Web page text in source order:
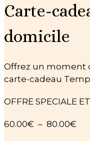
Carte-
domicile
Offrez un moment
carte-cadeau
OFFRE SPECIALE
60.00€ – 80.00€